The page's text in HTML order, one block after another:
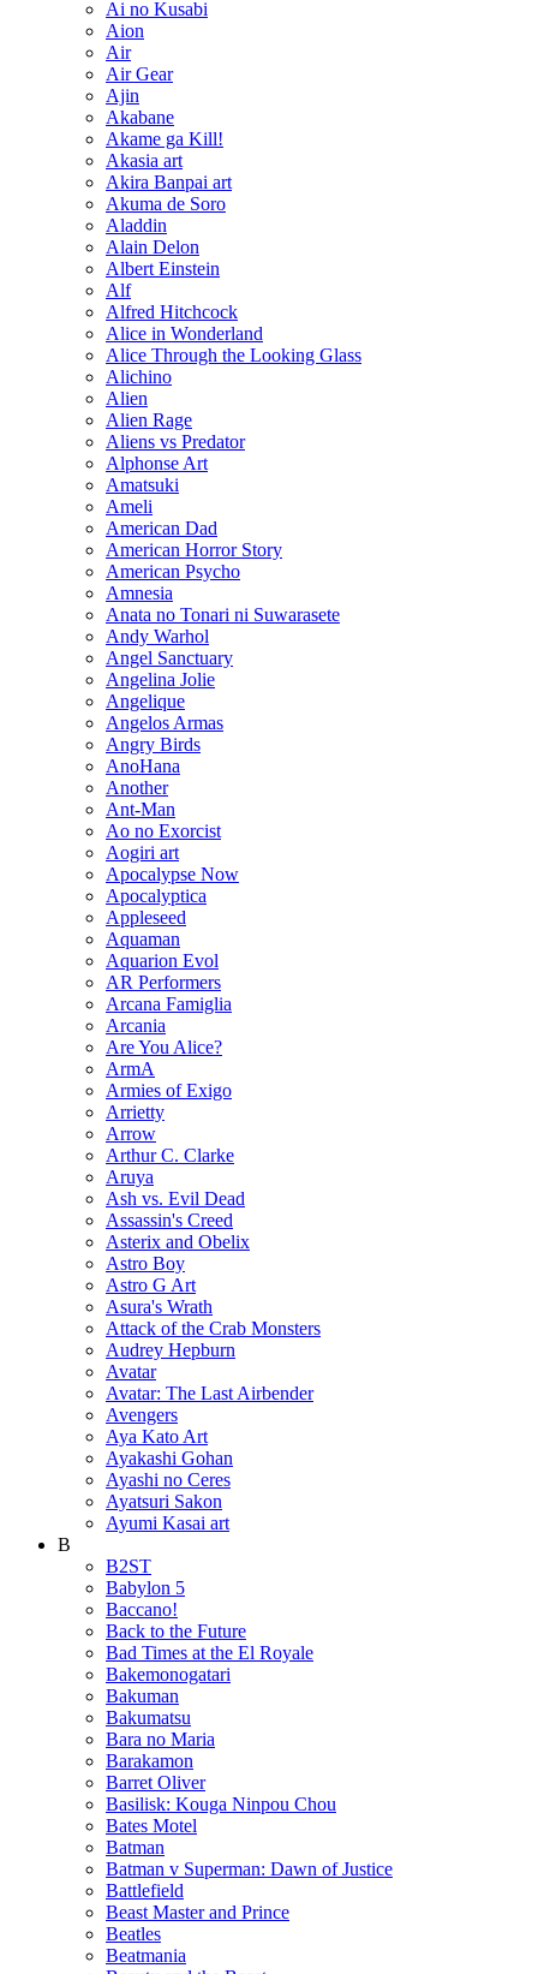
Ai no Kusabi
Aion
Air
Air Gear
Ajin
Akabane
Akame ga Kill!
Akasia art
Akira Banpai art
Akuma de Soro
Aladdin
Alain Delon
Albert Einstein
Alf
Alfred Hitchcock
Alice in Wonderland
Alice Through the Looking Glass
Alichino
Alien
Alien Rage
Aliens vs Predator
Alphonse Art
Amatsuki
Ameli
American Dad
American Horror Story
American Psycho
Amnesia
Anata no Tonari ni Suwarasete
Andy Warhol
Angel Sanctuary
Angelina Jolie
Angelique
Angelos Armas
Angry Birds
AnoHana
Another
Ant-Man
Ao no Exorcist
Aogiri art
Apocalypse Now
Apocalyptica
Appleseed
Aquaman
Aquarion Evol
AR Performers
Arcana Famiglia
Arcania
Are You Alice?
ArmA
Armies of Exigo
Arrietty
Arrow
Arthur C. Clarke
Aruya
Ash vs. Evil Dead
Assassin's Creed
Asterix and Obelix
Astro Boy
Astro G Art
Asura's Wrath
Attack of the Crab Monsters
Audrey Hepburn
Avatar
Avatar: The Last Airbender
Avengers
Aya Kato Art
Ayakashi Gohan
Ayashi no Ceres
Ayatsuri Sakon
Ayumi Kasai art
B
B2ST
Babylon 5
Baccano!
Back to the Future
Bad Times at the El Royale
Bakemonogatari
Bakuman
Bakumatsu
Bara no Maria
Barakamon
Barret Oliver
Basilisk: Kouga Ninpou Chou
Bates Motel
Batman
Batman v Superman: Dawn of Justice
Battlefield
Beast Master and Prince
Beatles
Beatmania